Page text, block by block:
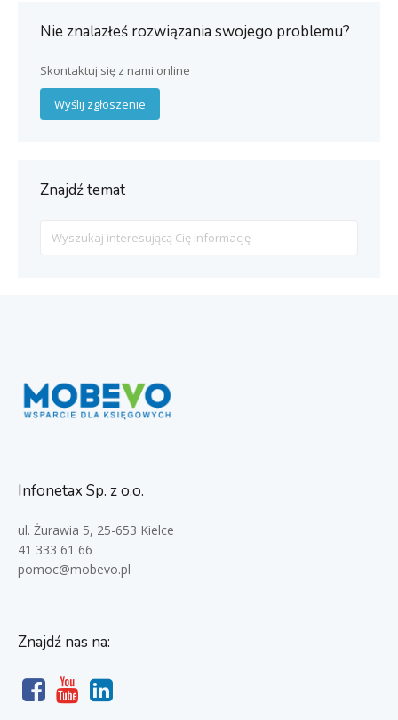
Nie znalazłeś rozwiązania swojego problemu?
Skontaktuj się z nami online
Wyślij zgłoszenie
Znajdź temat
For
Infonetax Sp. z o.o.
ul. Żurawia 5, 25-653 Kielce
41 333 61 66
pomoc@mobevo.pl
Znajdź nas na: